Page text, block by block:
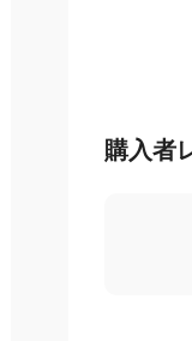
購入者